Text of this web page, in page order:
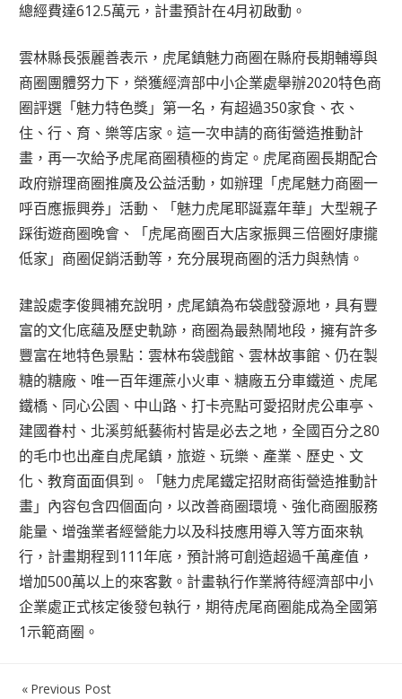
總經費達612.5萬元，計畫預計在4月初啟動。
雲林縣長張麗善表示，虎尾鎮魅力商圈在縣府長期輔導與
商圈團體努力下，榮獲經濟部中小企業處舉辦2020特色商
圈評選「魅力特色獎」第一名，有超過350家食、衣、
住、行、育、樂等店家。這一次申請的商街營造推動計
畫，再一次給予虎尾商圈積極的肯定。虎尾商圈長期配合
政府辦理商圈推廣及公益活動，如辦理「虎尾魅力商圈一
呼百應振興券」活動、「魅力虎尾耶誕嘉年華」大型親子
踩街遊商圈晚會、「虎尾商圈百大店家振興三倍圈好康攏
低家」商圈促銷活動等，充分展現商圈的活力與熱情。
建設處李俊興補充說明，虎尾鎮為布袋戲發源地，具有豐
富的文化底蘊及歷史軌跡，商圈為最熱鬧地段，擁有許多
豐富在地特色景點：雲林布袋戲館、雲林故事館、仍在製
糖的糖廠、唯一百年運蔗小火車、糖廠五分車鐵道、虎尾
鐵橋、同心公園、中山路、打卡亮點可愛招財虎公車亭、
建國眷村、北溪剪紙藝術村皆是必去之地，全國百分之80
的毛巾也出產自虎尾鎮，旅遊、玩樂、產業、歷史、文
化、教育面面俱到。「魅力虎尾鐵定招財商街營造推動計
畫」內容包含四個面向，以改善商圈環境、強化商圈服務
能量、增強業者經營能力以及科技應用導入等方面來執
行，計畫期程到111年底，預計將可創造超過千萬產值，
增加500萬以上的來客數。計畫執行作業將待經濟部中小
企業處正式核定後發包執行，期待虎尾商圈能成為全國第
1示範商圈。
文Previous Post